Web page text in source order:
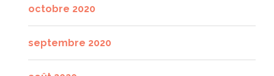
octobre 2020
septembre 2020